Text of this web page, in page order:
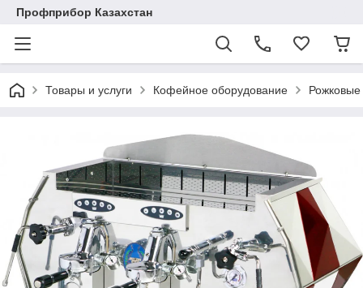
Профприбор Казахстан
Товары и услуги Кофейное оборудование